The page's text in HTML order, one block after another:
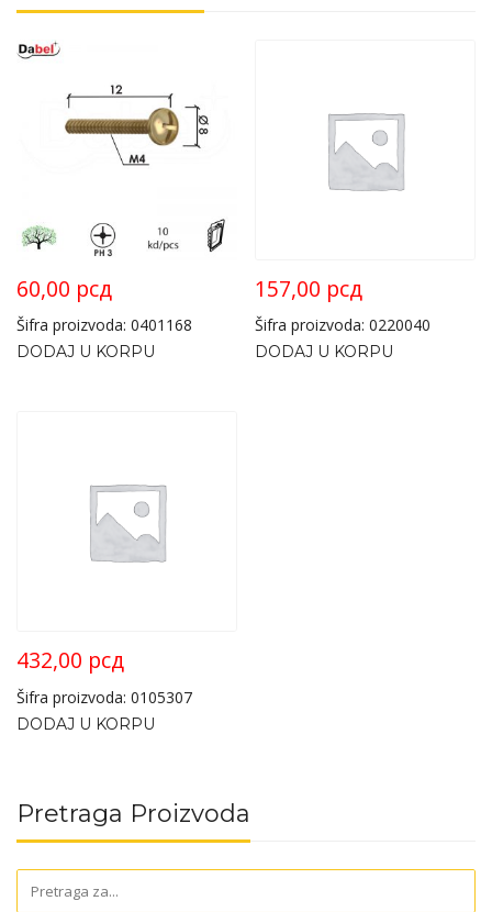
60,00 рсд
Šifra proizvoda: 0401168
DODAJ U KORPU
157,00 рсд
Šifra proizvoda: 0220040
DODAJ U KORPU
432,00 рсд
Šifra proizvoda: 0105307
DODAJ U KORPU
Pretraga Proizvoda